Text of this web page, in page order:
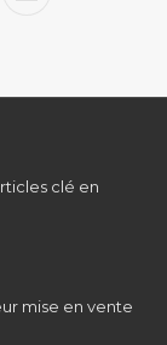
clé en
mise en vente